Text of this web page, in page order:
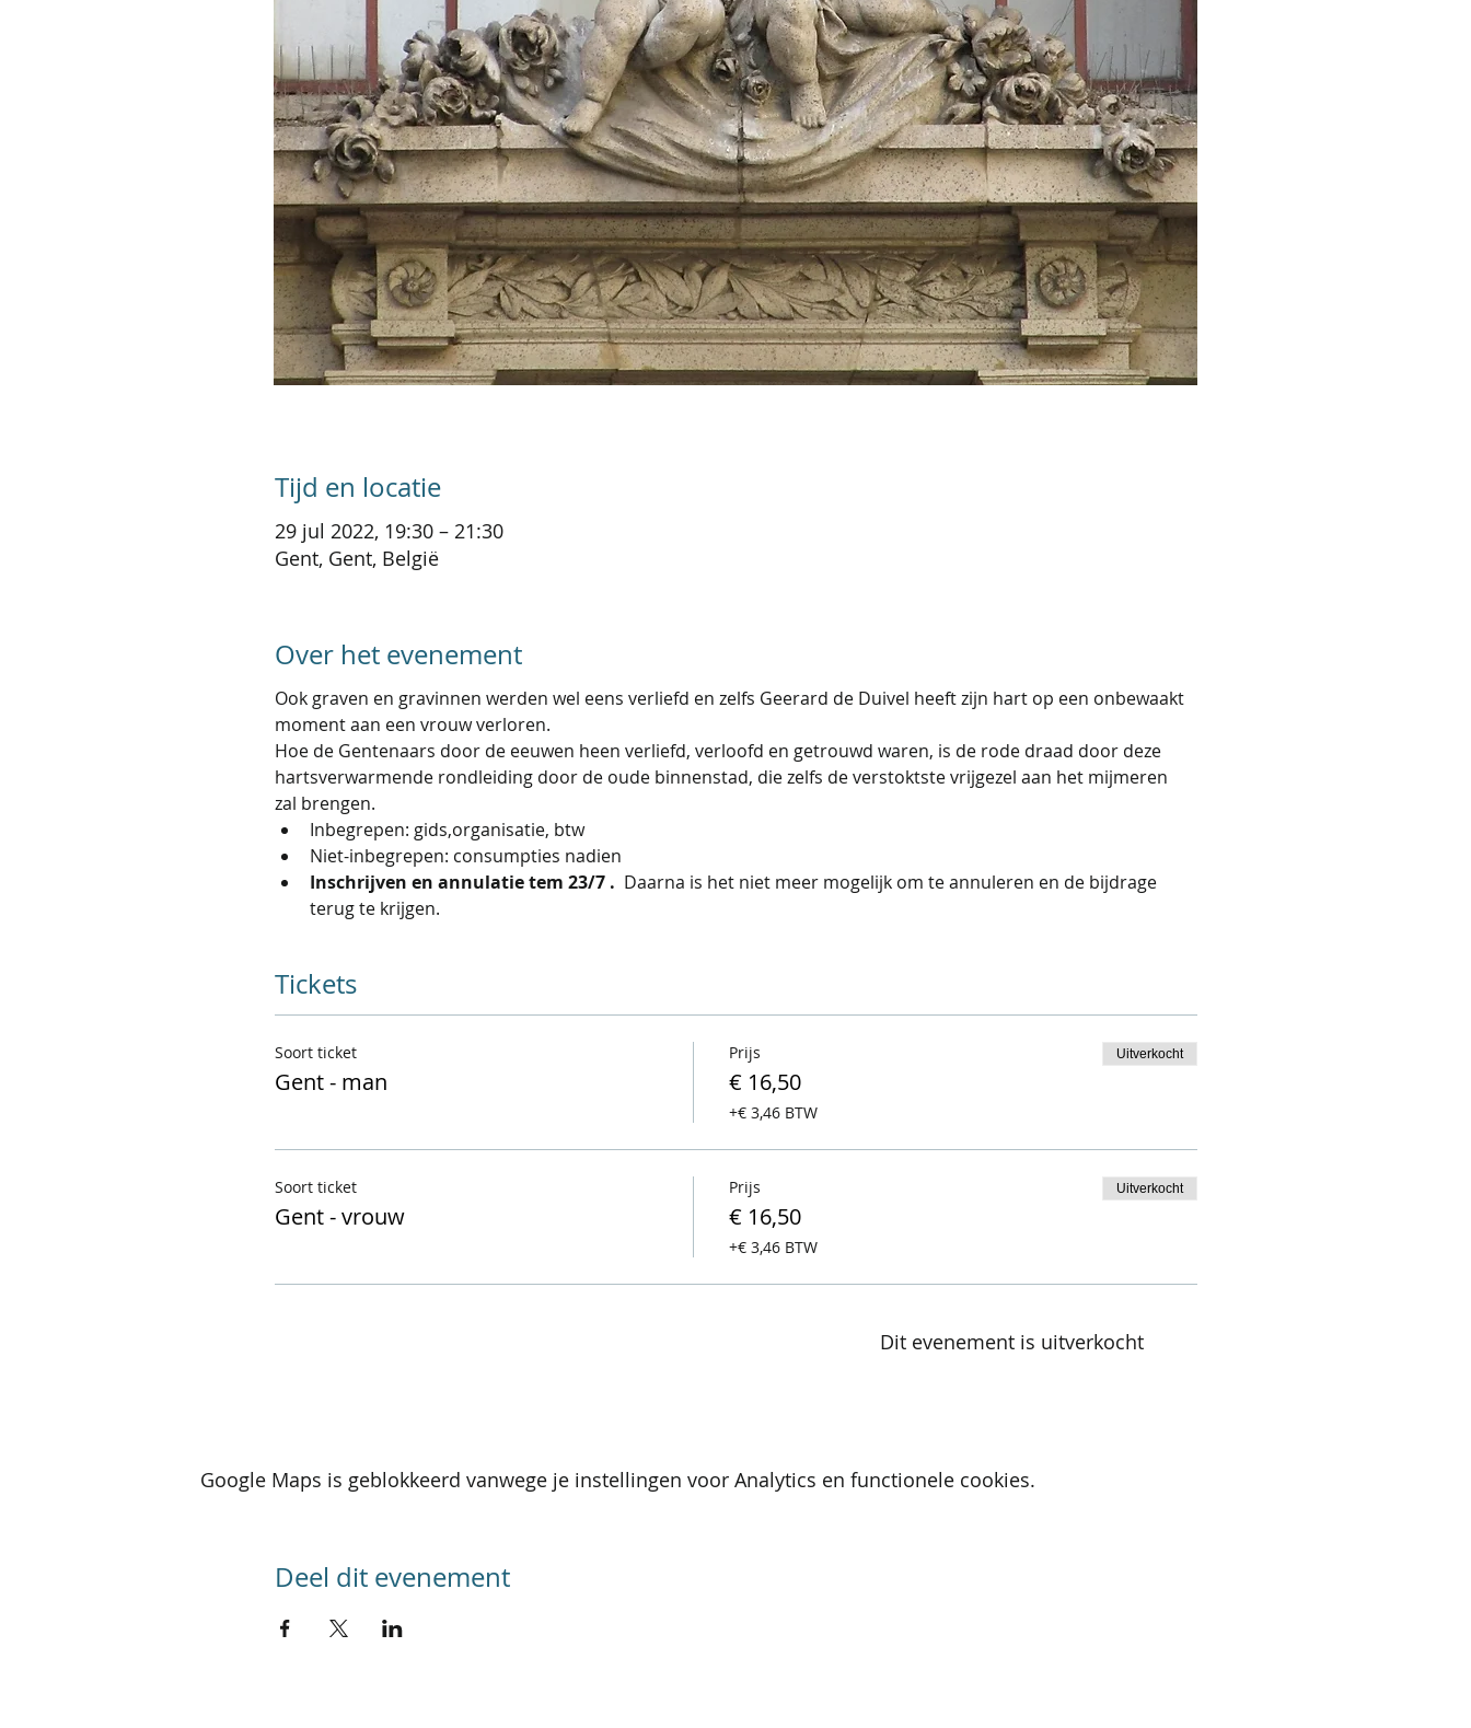
Tijd en locatie
29 jul 2022, 19:30 – 21:30
Gent, Gent, België
Over het evenement
Ook graven en gravinnen werden wel eens verliefd en zelfs Geerard de Duivel heeft zijn hart op een onbewaakt
moment aan een vrouw verloren.
Hoe de Gentenaars door de eeuwen heen verliefd, verloofd en getrouwd waren, is de rode draad door deze
hartsverwarmende rondleiding door de oude binnenstad, die zelfs de verstoktste vrijgezel aan het mijmeren
zal brengen.
Inbegrepen: gids,organisatie, btw
Niet-inbegrepen: consumpties nadien
Inschrijven en annulatie tem 23/7 . Daarna is het niet meer mogelijk om te annuleren en de bijdrage
terug te krijgen.
Tickets
Soort ticket
Gent - man
Prijs
€ 16,50
+€ 3,46 BTW
Uitverkocht
Soort ticket
Gent - vrouw
Prijs
€ 16,50
+€ 3,46 BTW
Uitverkocht
Dit evenement is uitverkocht
Google Maps is geblokkeerd vanwege je instellingen voor Analytics en functionele cookies.
Deel dit evenement